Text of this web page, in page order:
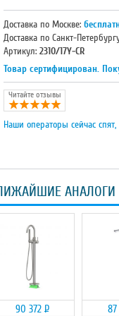
Доставка по Москве:
Доставка по Санкт-
Артикул: 2310/17Y-CR
Товар сертифицирован.
Читайте отзывы
Наши операторы сейчас
АНАЛОГИ
90 372 Р